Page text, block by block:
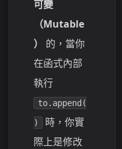
可變
（Mutable
）
的，當你
在函式內部
執行
to.append(
)
時，你實
際上是修改